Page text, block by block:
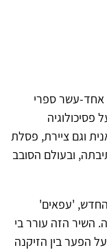
אחד-עשר ספרי
פסיכולוגיה
וגם ציירת, פסלת
ובעולם הסובב
'עפאים'
לאחרונה. השיר הזה עורר בי
על יום-הולדתי בחודש הבא (65), על הפער בין הזיקנה